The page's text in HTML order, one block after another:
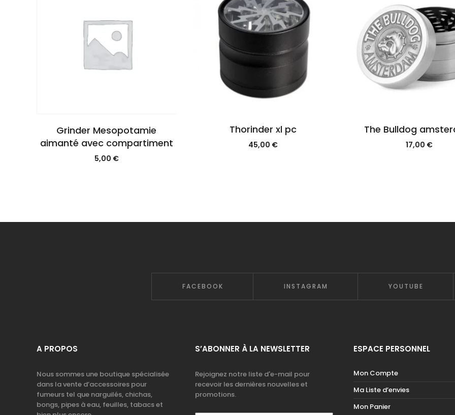
Grinder Mesopotamie
aimanté avec compartiment
5,00 €
Thorinder xl pc
45,00 €
The Bulldog
17,00 €
FACEBOOK INSTAGRAM YOUTUBE
A PROPOS
Nous sommes une boutique spécialisée
dans la vente d’accessoires pour
fumeurs tel que narguilés, chichas,
bongs, pipes à eau, feuilles, tabacs et
S’ABONNER À LA NEWSLETTER
Rejoignez notre liste d'e-mail pour
recevoir les dernières nouvelles et
promotions.
ESPACE PERSONNEL
Mon Compte
Ma Liste d’envies
Mon Panier